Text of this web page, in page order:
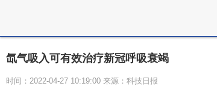
氙气吸入可有效治疗新冠呼吸衰竭
时间：2022-04-27 10:19:00 来源：科技日报